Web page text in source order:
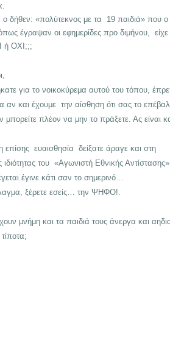
ο δήθεν: «πολύτεκνος με τα 19 παιδιά» που
έγραψαν οι εφημερίδες προ διμήνου, είχε
ή ΟΧΙ;;;
για το νοικοκύρεμα αυτού του τόπου,
αν και έχουμε την αίσθηση ότι σας το
μπορείτε πλέον να μην το πράξετε. Ας είναι
επίσης ευαισθησία δείξατε άραγε και στη
του «Αγωνιστή Εθνικής Αντίστασης»
έγινε κάτι σαν το σημερινό…
ξέρετε εσείς… την ΨΗΦΟ!.
μνήμη και τα παιδιά τους άνεργα και